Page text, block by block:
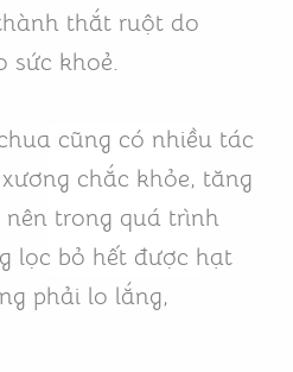
thắt ruột do
sức khoẻ.
cũng có nhiều tác
chắc khỏe, tăng
trong quá trình
lọc bỏ hết được hạt
phải lo lắng,